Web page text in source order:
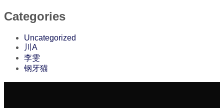
Categories
Uncategorized
川A
李雯
钢牙猫